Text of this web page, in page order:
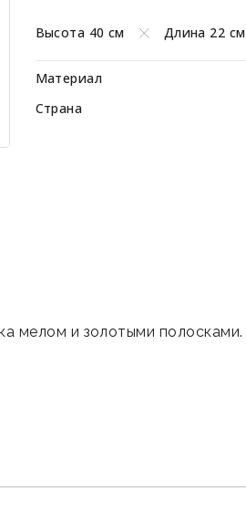
Высота 40 см Длина 22 см
Материал
Страна
мелом и золотыми полосками.